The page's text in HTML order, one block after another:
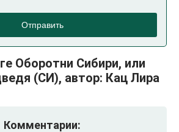
Отправить
Оборотни Сибири, или
(СИ), автор: Кац Лира
Комментарии: